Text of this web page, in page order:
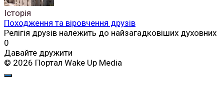
Історія
Походження та віровчення друзів
Релігія друзів належить до найзагадковіших духовних
0
Давайте дружити
© 2026 Портал Wake Up Media